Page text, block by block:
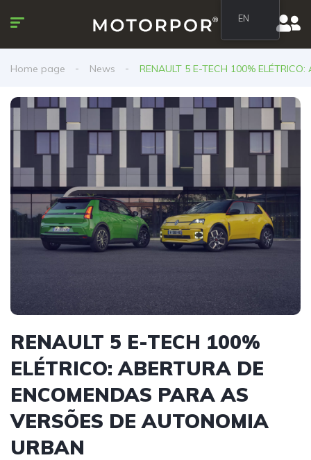
Home page News RENAULT 5 E-TECH 100%
RENAULT 5 E-TECH 100%
ELÉTRICO: ABERTURA DE
ENCOMENDAS PARA AS
VERSÕES DE AUTONOMIA
URBAN
EN